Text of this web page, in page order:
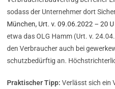
sodass der Unternehmer dort
München, Urt. v. 09.06.2022 – 20
etwa das OLG Hamm (Urt. v.
den Verbraucher auch bei
schutzbedürftig an.
Praktischer Tipp: Verlässt sich ein